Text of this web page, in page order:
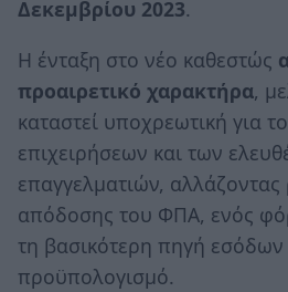
Δεκεμβρίου 2023.
Η ένταξη στο νέο καθεστώς
προαιρετικό χαρακτήρα,
καταστεί υποχρεωτική για
επιχειρήσεων και των
επαγγελματιών, αλλάζοντας
απόδοσης του ΦΠΑ, ενός
τη βασικότερη πηγή εσόδων
προϋπολογισμό.